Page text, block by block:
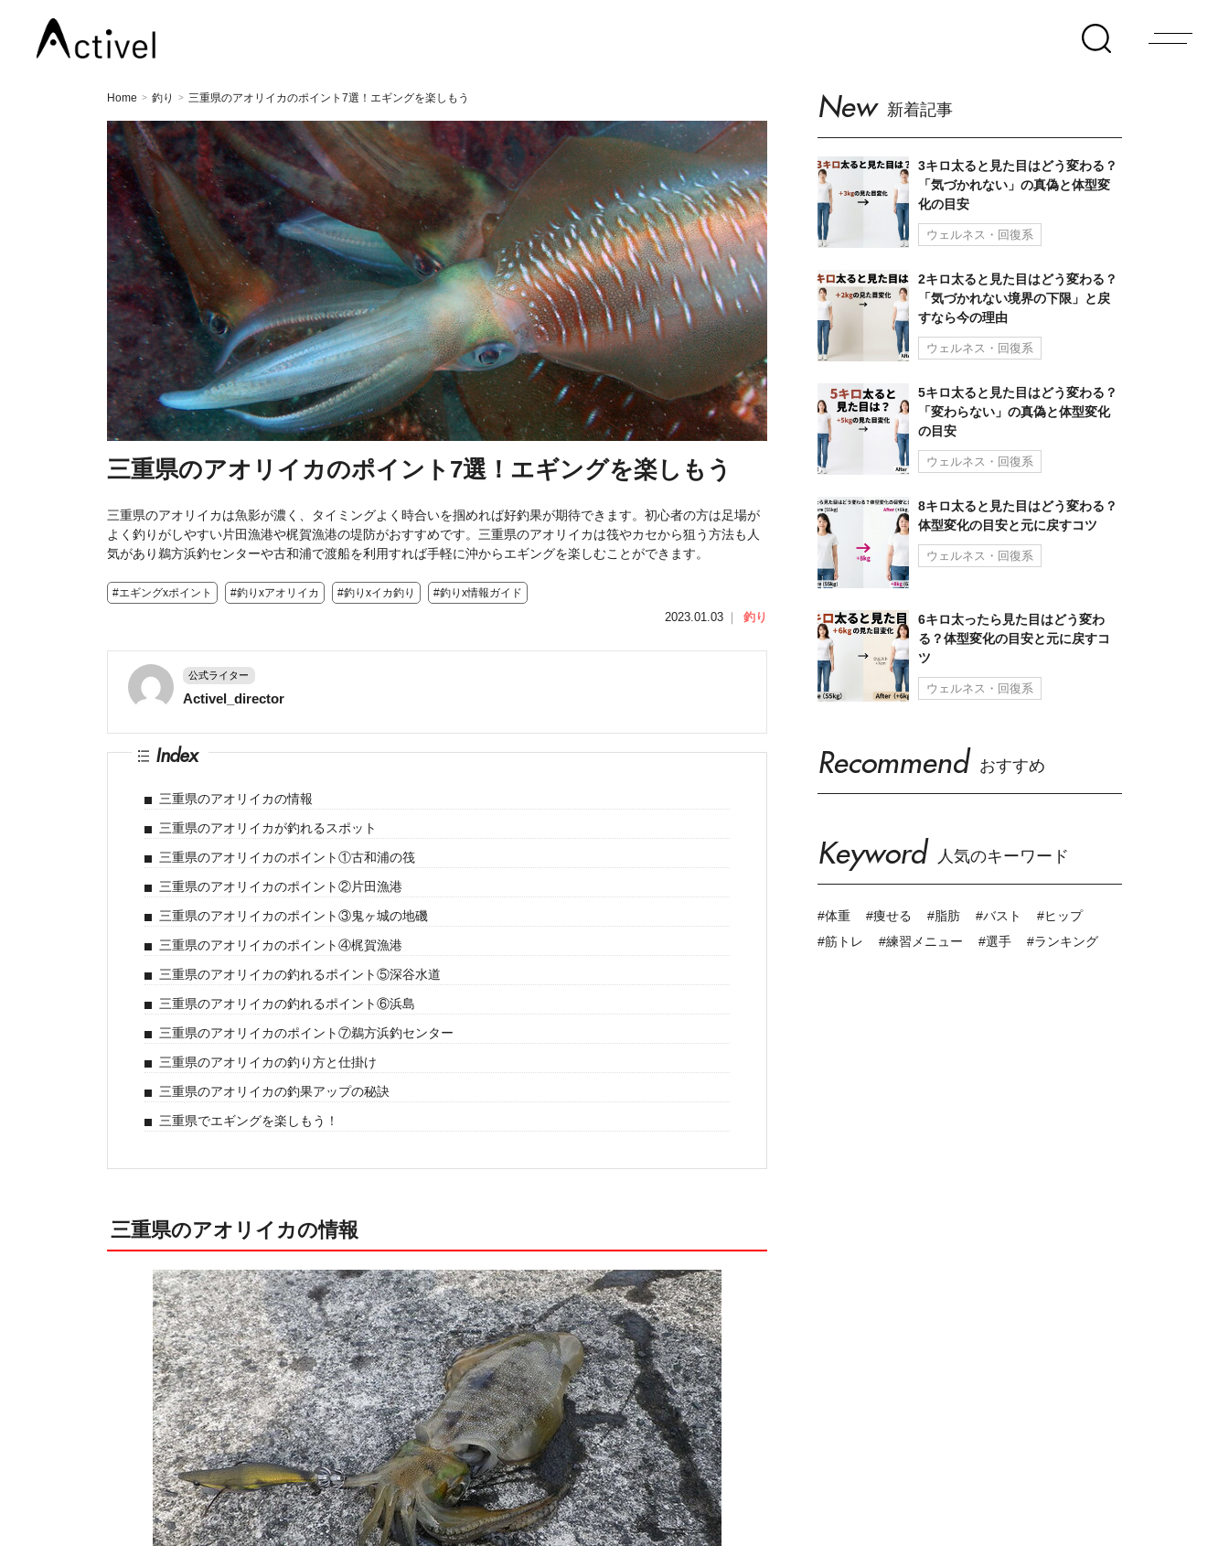
Home > 釣り > 三重県のアオリイカのポイント7選！エギングを楽しもう
三重県のアオリイカのポイント7選！エギングを楽しもう
三重県のアオリイカは魚影が濃く、タイミングよく時合いを掴めれば好釣果が期待できます。初心者の方は足場が
よく釣りがしやすい片田漁港や梶賀漁港の堤防がおすすめです。三重県のアオリイカは筏やカセから狙う方法も人
気があり鵜方浜釣センターや古和浦で渡船を利用すれば手軽に沖からエギングを楽しむことができます。
#エギングxポイント #釣りxアオリイカ #釣りxイカ釣り #釣りx情報ガイド
2023.01.03 ｜ 釣り
公式ライター
Activel_director
Index
三重県のアオリイカの情報
三重県のアオリイカが釣れるスポット
三重県のアオリイカのポイント①古和浦の筏
三重県のアオリイカのポイント②片田漁港
三重県のアオリイカのポイント③鬼ヶ城の地磯
三重県のアオリイカのポイント④梶賀漁港
三重県のアオリイカの釣れるポイント⑤深谷水道
三重県のアオリイカの釣れるポイント⑥浜島
三重県のアオリイカのポイント⑦鵜方浜釣センター
三重県のアオリイカの釣り方と仕掛け
三重県のアオリイカの釣果アップの秘訣
三重県でエギングを楽しもう！
三重県のアオリイカの情報
New 新着記事
3キロ太ると見た目はどう変わる？
「気づかれない」の真偽と体型変
化の目安
ウェルネス・回復系
2キロ太ると見た目はどう変わる？
「気づかれない境界の下限」と戻
すなら今の理由
ウェルネス・回復系
5キロ太ると見た目はどう変わる？
「変わらない」の真偽と体型変化
の目安
ウェルネス・回復系
8キロ太ると見た目はどう変わる？
体型変化の目安と元に戻すコツ
ウェルネス・回復系
6キロ太ったら見た目はどう変わ
る？体型変化の目安と元に戻すコ
ツ
ウェルネス・回復系
Recommend おすすめ
Keyword 人気のキーワード
#体重 #痩せる #脂肪 #バスト
#ヒップ
#筋トレ
#練習メニュー #選手 #ランキング